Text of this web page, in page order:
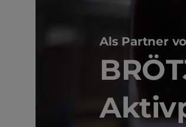
Als Partner